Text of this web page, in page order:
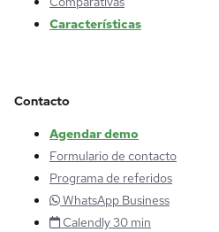
Características
Contacto
Agendar demo
Formulario de contacto
Programa de referidos
WhatsApp Business
Calendly 30 min